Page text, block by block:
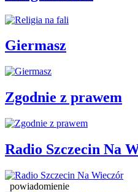
Giermasz
Zgodnie z prawem
Radio Szczecin Na
powiadomienie